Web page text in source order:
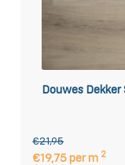
Douwes
€21,95
€19,75 per m 2